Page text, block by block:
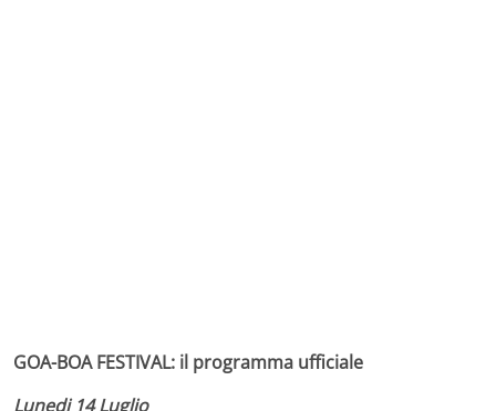
GOA-BOA FESTIVAL: il programma ufficiale
Lunedi 14 Luglio